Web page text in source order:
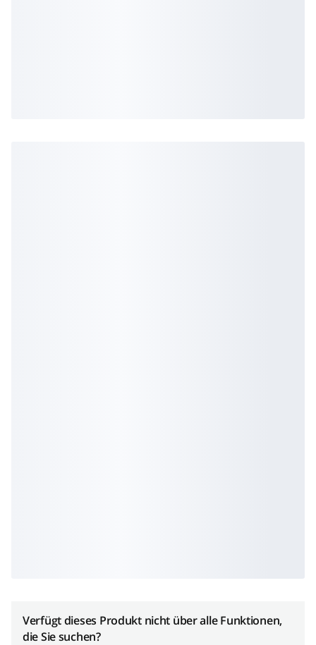
Verfügt dieses Produkt nicht über alle Funktionen,
die Sie suchen?